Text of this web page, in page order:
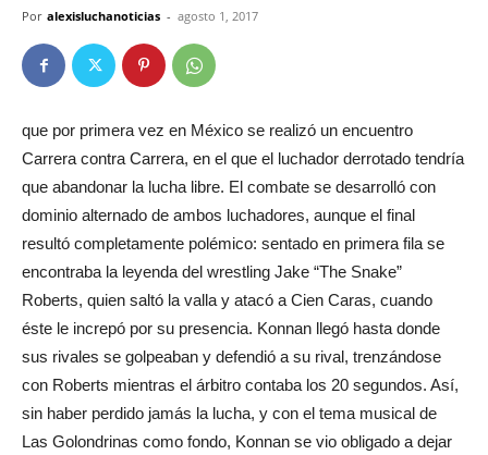
Por alexisluchanoticias - agosto 1, 2017
que por primera vez en México se realizó un encuentro
Carrera contra Carrera, en el que el luchador derrotado tendría
que abandonar la lucha libre. El combate se desarrolló con
dominio alternado de ambos luchadores, aunque el final
resultó completamente polémico: sentado en primera fila se
encontraba la leyenda del wrestling Jake “The Snake”
Roberts, quien saltó la valla y atacó a Cien Caras, cuando
éste le increpó por su presencia. Konnan llegó hasta donde
sus rivales se golpeaban y defendió a su rival, trenzándose
con Roberts mientras el árbitro contaba los 20 segundos. Así,
sin haber perdido jamás la lucha, y con el tema musical de
Las Golondrinas como fondo, Konnan se vio obligado a dejar